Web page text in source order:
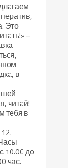
Это
–
–
в
читай!
тебя в
10.00 до
час.